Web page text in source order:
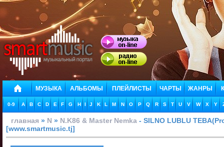
МУЗЫКА АЛЬБОМЫ ПЛЕЙЛИСТЫ ЧАРТЫ ЖАНРЫ
0-9 A B C D E F G H I J K L M N O P Q R S T U V W X Y
главная » N » N.K86 & Мaster Nemka - SILNO LUBLU
[www.smartmusic.tj]